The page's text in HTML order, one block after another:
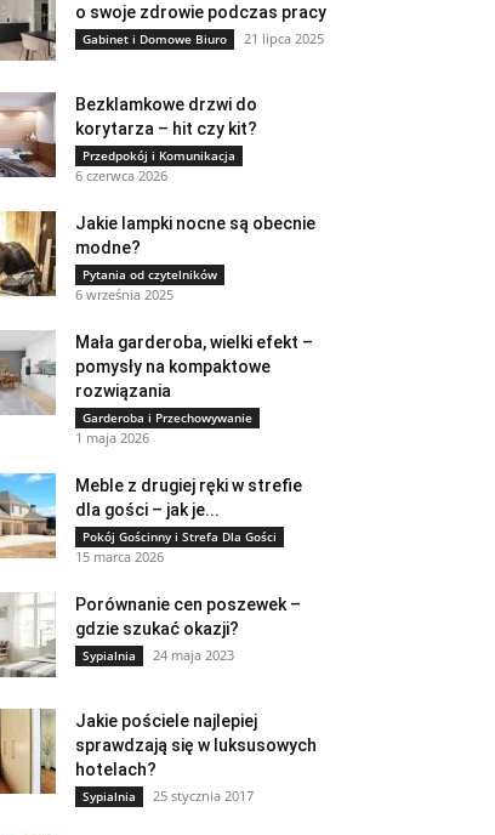
o swoje zdrowie podczas pracy
Gabinet i Domowe Biuro 21 lipca 2025
Bezklamkowe drzwi do
korytarza – hit czy kit?
Przedpokój i Komunikacja
6 czerwca 2026
Jakie lampki nocne są obecnie
modne?
Pytania od czytelników
6 września 2025
Mała garderoba, wielki efekt –
pomysły na kompaktowe
rozwiązania
Garderoba i Przechowywanie
1 maja 2026
Meble z drugiej ręki w strefie
dla gości – jak je...
Pokój Gościnny i Strefa Dla Gości
15 marca 2026
Porównanie cen poszewek –
gdzie szukać okazji?
Sypialnia 24 maja 2023
Jakie pościele najlepiej
sprawdzają się w luksusowych
hotelach?
Sypialnia 25 stycznia 2017